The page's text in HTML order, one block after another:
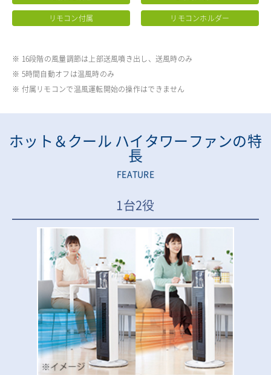
リモコン付属 リモコンホルダー
※ 16段階の風量調節は上部送風噴き出し、送風時のみ
※ 5時間自動オフは温風時のみ
※ 付属リモコンで温風運転開始の操作はできません
ホット＆クール ハイタワーファンの特
長
FEATURE
1台2役